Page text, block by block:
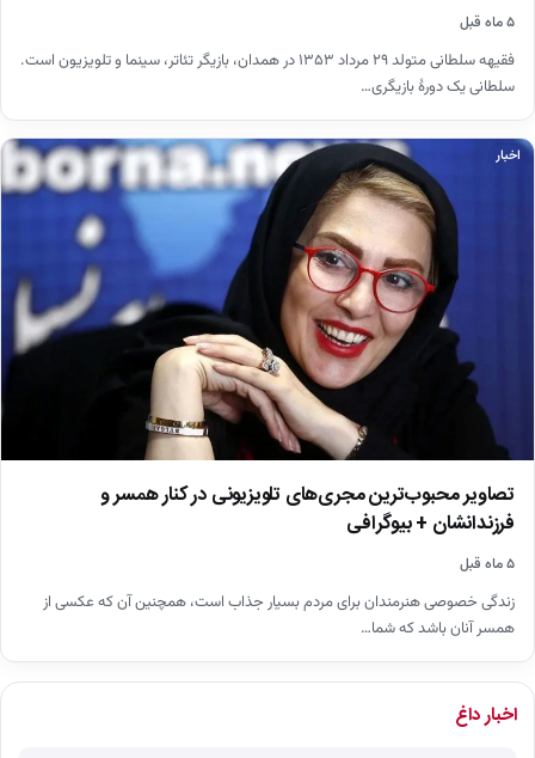
۵ ماه قبل
فقیهه سلطانی متولد ۲۹ مرداد ۱۳۵۳ در همدان، بازیگر تئاتر، سینما و تلویزیون است.
سلطانی یک دورهٔ بازیگری…
اخبار
تصاویر محبوب‌ترین مجری‌های تلویزیونی در کنار همسر و
فرزندانشان + بیوگرافی
۵ ماه قبل
زندگی خصوصی هنرمندان برای مردم بسیار جذاب است، همچنین آن که عکسی از
همسر آنان باشد که شما…
اخبار داغ